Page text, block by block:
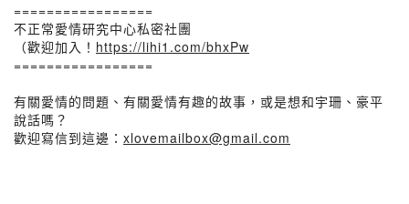
=================
不正常愛情研究中心私密社團
（歡迎加入！ https://lihi1.com/bhxPw
=================
有關愛情的問題、有關愛情有趣的故事，或是想和宇珊、豪平
說話嗎？
歡迎寫信到這邊： xlovemailbox@gmail.com